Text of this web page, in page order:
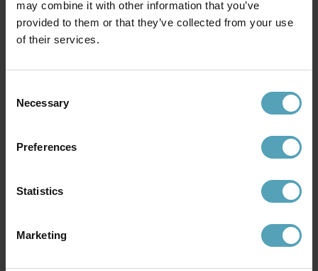
may combine it with other information that you’ve
provided to them or that they’ve collected from your use
of their services.
Selection
Necessary
Preferences
Statistics
Marketing
Abbie Ø50 plafond
KAMPANJ